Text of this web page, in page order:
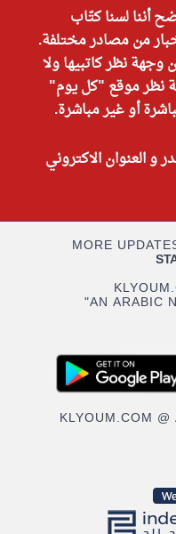
أننا لسنا كتّاب
من مصادر مختلفة.
وجهة نظر كاتبيها ولا
نظر موقع "كل يوم"
أو غير مباشرة.
و العنوان الاكتروني
MORE
"AN ARABIC
KLYOUM.COM